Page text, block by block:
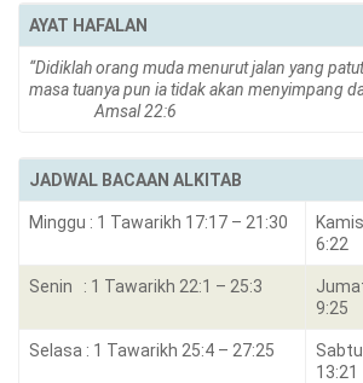
AYAT HAFALAN
“Didiklah orang muda menurut jalan yang
masa tuanya pun ia tidak akan menyimpang
Amsal 22:6
JADWAL BACAAN ALKITAB
Minggu : 1 Tawarikh 17:17 – 21:30
6:22
Senin : 1 Tawarikh 22:1 – 25:3
9:25
Selasa : 1 Tawarikh 25:4 – 27:25
13:21